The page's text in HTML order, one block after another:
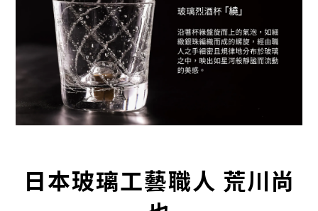
日本玻璃工藝職人 荒川尚